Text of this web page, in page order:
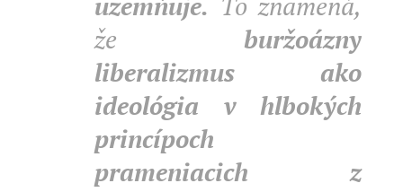
že buržoázny
liberalizmus ako
ideológia v hlbokých
princípoch
prameniacich z